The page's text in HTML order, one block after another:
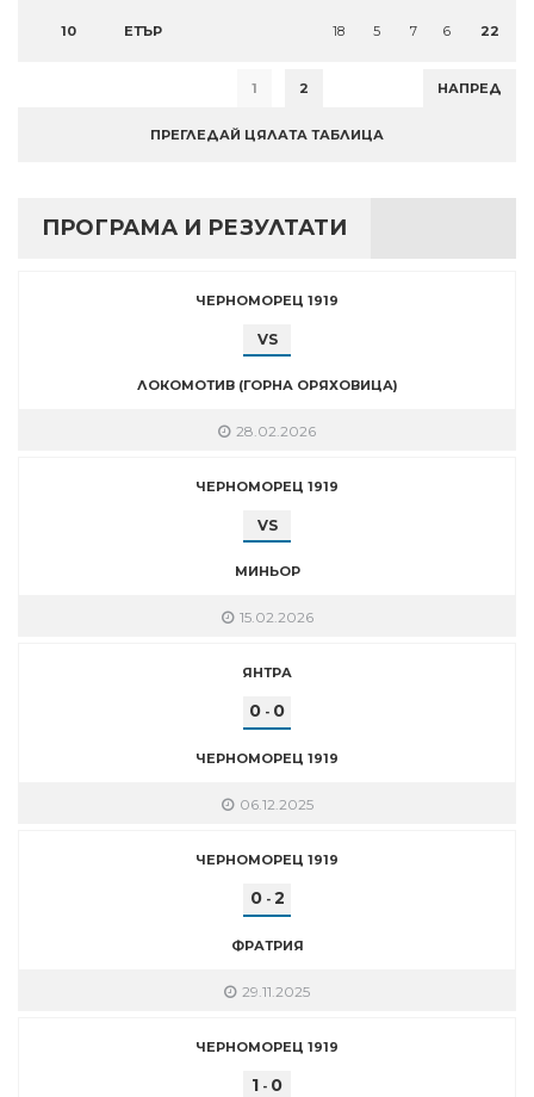
10 ЕТЪР 18 5 7 6 22
1 2 НАПРЕД
ПРЕГЛЕДАЙ ЦЯЛАТА ТАБЛИЦА
ПРОГРАМА И РЕЗУЛТАТИ
ЧЕРНОМОРЕЦ 1919
VS
ЛОКОМОТИВ (ГОРНА ОРЯХОВИЦА)
28.02.2026
ЧЕРНОМОРЕЦ 1919
VS
МИНЬОР
15.02.2026
ЯНТРА
0 - 0
ЧЕРНОМОРЕЦ 1919
06.12.2025
ЧЕРНОМОРЕЦ 1919
0- 2
ФРАТРИЯ
29.11.2025
ЧЕРНОМОРЕЦ 1919
1 - 0